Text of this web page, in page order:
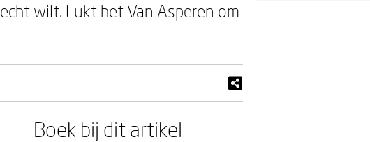
wilt. Lukt het Van Asperen om
Boek bij dit artikel